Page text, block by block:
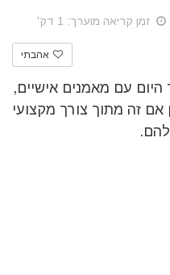
זמן קריאה מוערך: 1 דק'
אהבתי
עם מאמנים אישיים,
אם זה מתוך צורך מקצועי